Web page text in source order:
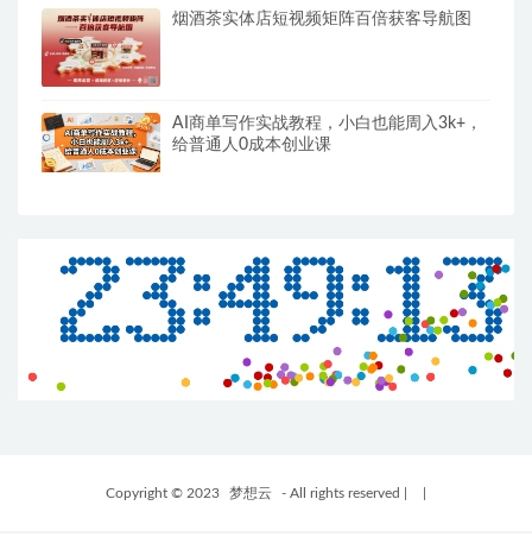
烟酒茶实体店短视频矩阵百倍获客导航图
AI商单写作实战教程，小白也能周入3k+，
给普通人0成本创业课
Copyright © 2023 梦想云 - All rights reserved